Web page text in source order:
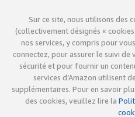
Sur ce site, nous utilisons des
(collectivement désignés «
nos services, y compris pour
connectez, pour assurer le suivi
sécurité et pour fournir un
services d’Amazon utilisent
supplémentaires. Pour en savoir
des cookies, veuillez lire la